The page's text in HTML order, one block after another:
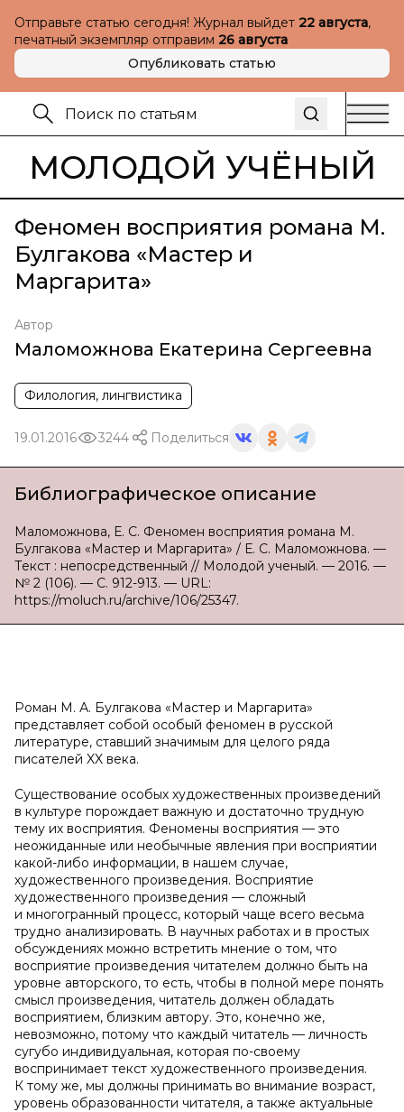
Отправьте статью сегодня! Журнал выйдет 22 августа,
печатный экземпляр отправим 26 августа
Опубликовать статью
МОЛОДОЙ УЧЁНЫЙ
Феномен восприятия романа М.
Булгакова «Мастер и
Маргарита»
Автор
Маломожнова Екатерина Сергеевна
Филология, лингвистика
19.01.2016 3244 Поделиться
Библиографическое описание
Маломожнова, Е. С. Феномен восприятия романа М.
Булгакова «Мастер и Маргарита» / Е. С. Маломожнова. —
Текст : непосредственный // Молодой ученый. — 2016. —
№ 2 (106). — С. 912-913. — URL:
https://moluch.ru/archive/106/25347.
Роман М. А. Булгакова «Мастер и Маргарита»
представляет собой особый феномен в русской
литературе, ставший значимым для целого ряда
писателей XX века.
Существование особых художественных произведений
в культуре порождает важную и достаточно трудную
тему их восприятия. Феномены восприятия — это
неожиданные или необычные явления при восприятии
какой-либо информации, в нашем случае,
художественного произведения. Восприятие
художественного произведения — сложный
и многогранный процесс, который чаще всего весьма
трудно анализировать. В научных работах и в простых
обсуждениях можно встретить мнение о том, что
восприятие произведения читателем должно быть на
уровне авторского, то есть, чтобы в полной мере понять
смысл произведения, читатель должен обладать
восприятием, близким автору. Это, конечно же,
невозможно, потому что каждый читатель — личность
сугубо индивидуальная, которая по-своему
воспринимает текст художественного произведения.
К тому же, мы должны принимать во внимание возраст,
уровень образованности читателя, а также актуальные